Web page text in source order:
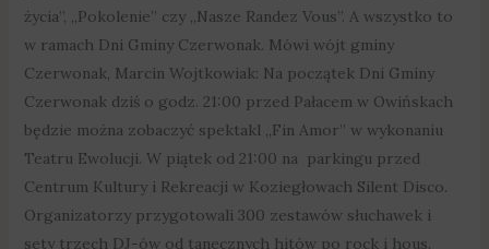
życia”, „Pokolenie” czy „Nasze Randez Vous”. A wszystko to
w ramach Dni Gminy Czerwonak. Mówi wójt gminy
Czerwonak, Marcin Wojtkowiak: Na początek Dni Gminy
Czerwonak dziś o godz. 21:00 przed Pałacem w Owińskach
będzie można zobaczyć spektakl „Fin Amor” w wykonaniu
Teatru Ewolucji. W piątek od 21:00 na parkingu przed
Centrum Kultury i Rekreacji w Koziegłowach Silent Disco.
Organizatorzy przygotowali 300 zestawów słuchawek i
sety trzech DJ-ów od tanecznych hitów po rock i hous.